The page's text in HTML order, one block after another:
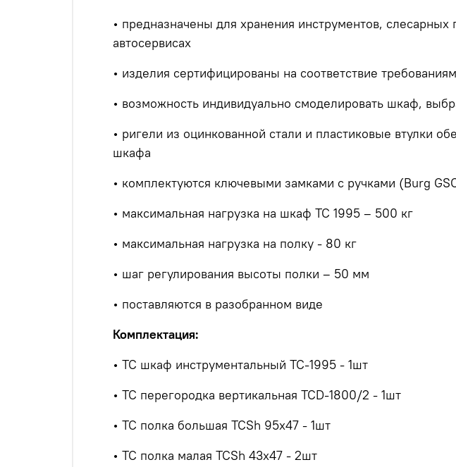
• предназначены для хранения инструментов,
автосервисах
• изделия сертифицированы на соответствие
• возможность индивидуально смоделировать шкаф,
• ригели из оцинкованной стали и пластиковые втулки
шкафа
• комплектуются ключевыми замками с ручками (Burg
• максимальная нагрузка на шкаф ТС 1995 – 500 кг
• максимальная нагрузка на полку - 80 кг
• шаг регулирования высоты полки – 50 мм
• поставляются в разобранном виде
Комплектация:
• TC шкаф инструментальный TC-1995 - 1шт
• TC перегородка вертикальная TCD-1800/2 - 1шт
• TC полка большая TCSh 95х47 - 1шт
• TC полка малая TCSh 43х47 - 2шт